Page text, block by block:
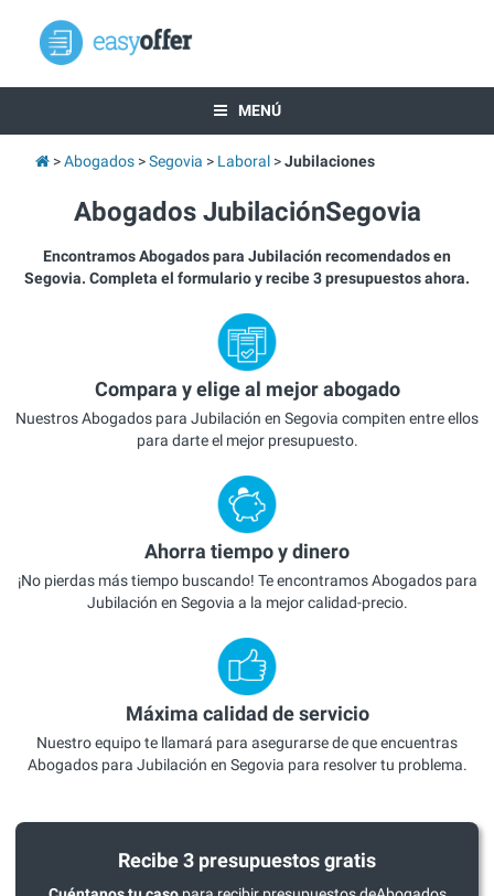
MENÚ
Abogados Segovia Laboral Jubilaciones
Abogados JubilaciónSegovia
Encontramos Abogados para Jubilación recomendados en
Segovia. Completa el formulario y recibe 3 presupuestos ahora.
Compara y elige al mejor abogado
Nuestros Abogados para Jubilación en Segovia compiten entre ellos
para darte el mejor presupuesto.
Ahorra tiempo y dinero
¡No pierdas más tiempo buscando! Te encontramos Abogados para
Jubilación en Segovia a la mejor calidad-precio.
Máxima calidad de servicio
Nuestro equipo te llamará para asegurarse de que encuentras
Abogados para Jubilación en Segovia para resolver tu problema.
Recibe 3 presupuestos gratis